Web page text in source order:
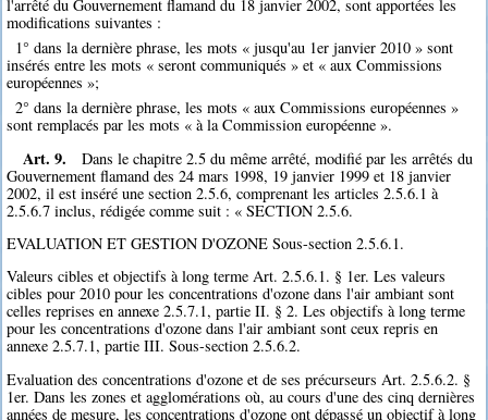
l'arrêté du Gouvernement flamand du 18 janvier 2002, sont apportées les
modifications suivantes :
1° dans la dernière phrase, les mots « jusqu'au 1er janvier 2010 » sont
insérés entre les mots « seront communiqués » et « aux Commissions
européennes »;
2° dans la dernière phrase, les mots « aux Commissions européennes »
sont remplacés par les mots « à la Commission européenne ».
Art. 9.
Dans le chapitre 2.5 du même arrêté, modifié par les arrêtés du
Gouvernement flamand des 24 mars 1998, 19 janvier 1999 et 18 janvier
2002, il est inséré une section 2.5.6, comprenant les articles 2.5.6.1 à
2.5.6.7 inclus, rédigée comme suit : « SECTION 2.5.6.
EVALUATION ET GESTION D'OZONE Sous-section 2.5.6.1.
Valeurs cibles et objectifs à long terme Art. 2.5.6.1. § 1er. Les valeurs
cibles pour 2010 pour les concentrations d'ozone dans l'air ambiant sont
celles reprises en annexe 2.5.7.1, partie II. § 2. Les objectifs à long terme
pour les concentrations d'ozone dans l'air ambiant sont ceux repris en
annexe 2.5.7.1, partie III. Sous-section 2.5.6.2.
Evaluation des concentrations d'ozone et de ses précurseurs Art. 2.5.6.2. §
1er. Dans les zones et agglomérations où, au cours d'une des cinq dernières
années de mesure, les concentrations d'ozone ont dépassé un objectif à long